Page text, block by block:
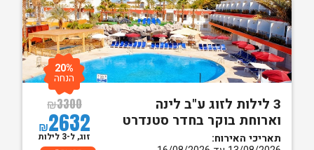
3 לילות לזוג ע"ב לינה
וארוחת בוקר בחדר סטנדרט
תאריכי האירוח:
₪3300
₪2632
20%
הנחה
זוג, ל-3 לילות